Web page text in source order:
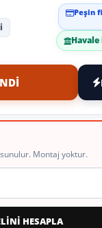
Peşin
Montaj yoktur.
HESAPLA